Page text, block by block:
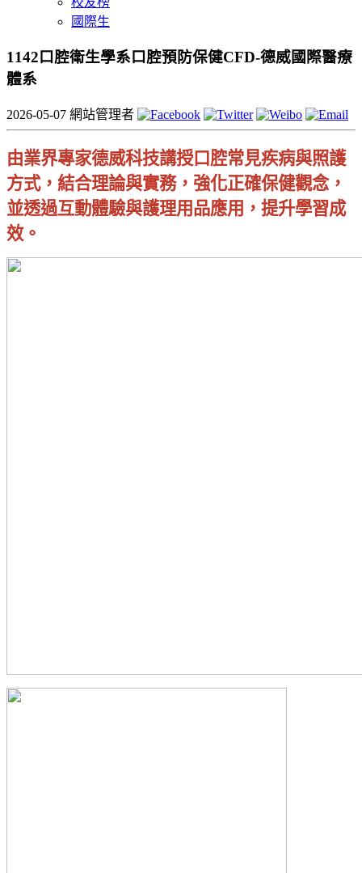
國際生
1142口腔衛生學系口腔預防保健CFD-德威國際醫療
體系
2026-05-07 網站管理者
由業界專家德威科技講授口腔常見疾病與照護
方式，結合理論與實務，強化正確保健觀念，
並透過互動體驗與護理用品應用，提升學習成
效。